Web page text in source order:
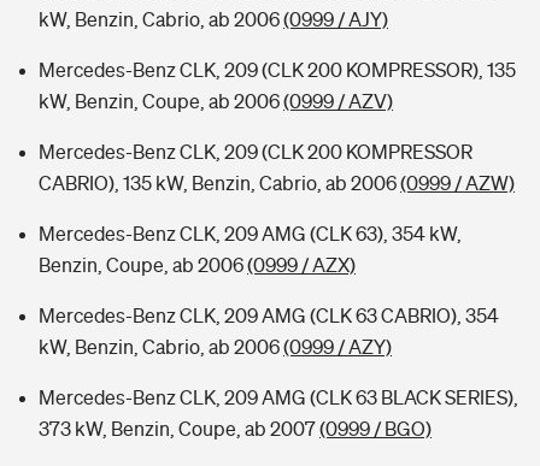
kW, Benzin, Cabrio, ab 2006(0999 / AJY)
Mercedes-Benz CLK, 209 (CLK 200 KOMPRESSOR), 135
kW, Benzin, Coupe, ab 2006(0999 / AZV)
Mercedes-Benz CLK, 209 (CLK 200 KOMPRESSOR
CABRIO), 135 kW, Benzin, Cabrio, ab 2006(0999 / AZW)
Mercedes-Benz CLK, 209 AMG (CLK 63), 354 kW,
Benzin, Coupe, ab 2006(0999 / AZX)
Mercedes-Benz CLK, 209 AMG (CLK 63 CABRIO), 354
kW, Benzin, Cabrio, ab 2006(0999 / AZY)
Mercedes-Benz CLK, 209 AMG (CLK 63 BLACK SERIES),
373 kW, Benzin, Coupe, ab 2007(0999 / BGO)